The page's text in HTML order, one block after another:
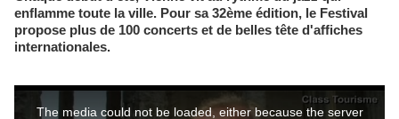
enflamme toute la ville. Pour sa 32ème édition, le Festival
propose plus de 100 concerts et de belles tête d'affiches
internationales.